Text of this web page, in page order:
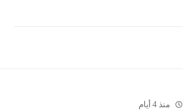
منذ 4 أيام